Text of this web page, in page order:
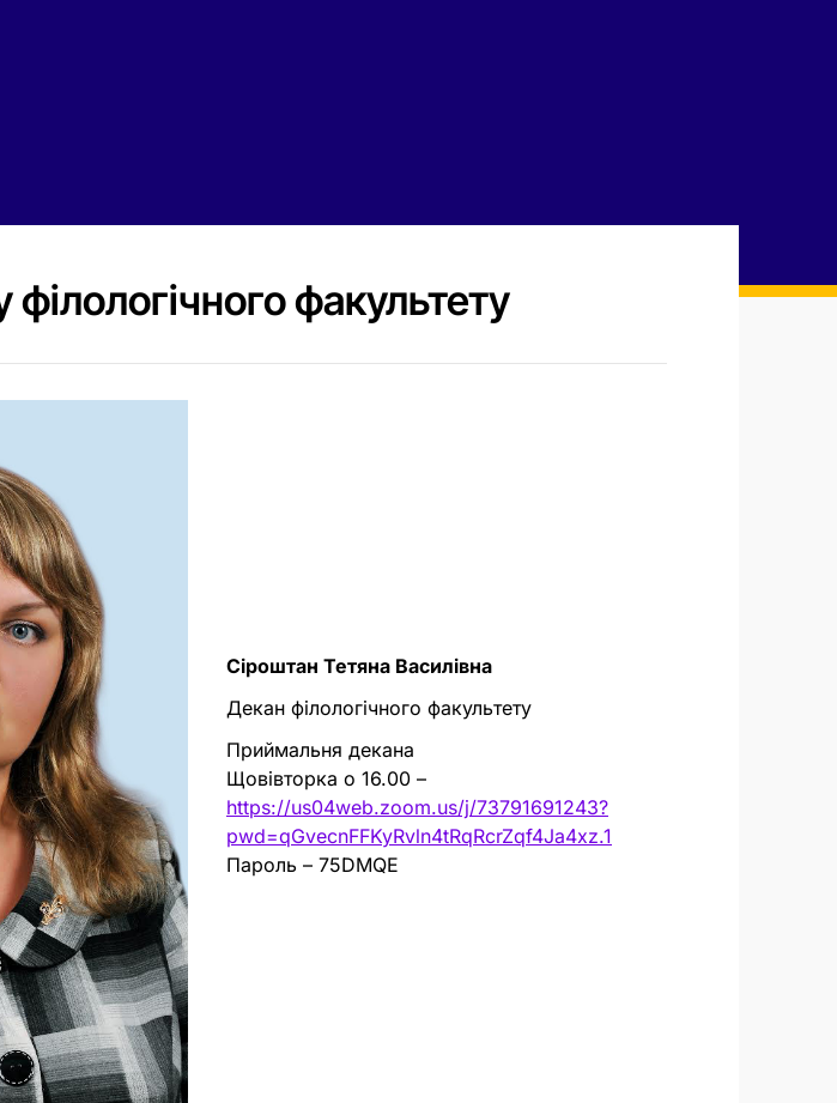
факультету
Сіроштан Тетяна Василівна
Декан філологічного факультету
Приймальня декана
Щовівторка о 16.00 –
https://us04web.zoom.us/j/73791691243?
pwd=qGvecnFFKyRvln4tRqRcrZqf4Ja4xz.1
Пароль – 75DMQE